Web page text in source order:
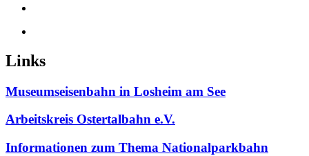
Links
Museumseisenbahn in Losheim am See
Arbeitskreis Ostertalbahn e.V.
Informationen zum Thema Nationalparkbahn